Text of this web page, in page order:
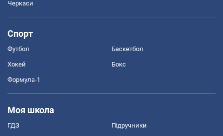
Черкаси
Спорт
Футбол Баскетбол
Хокей Бокс
Формула-1
Моя школа
ГДЗ Підручники